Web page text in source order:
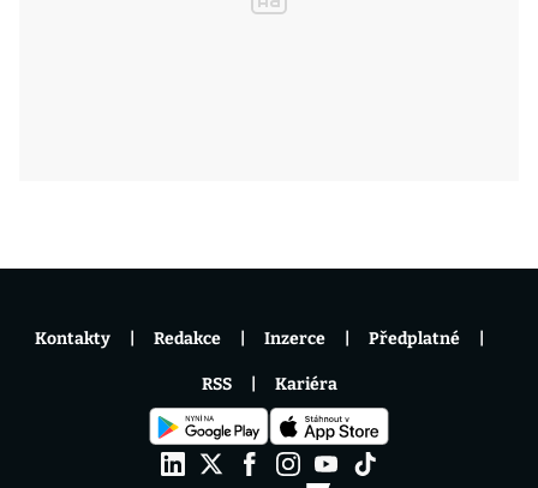
Kontakty Redakce Inzerce Předplatné
RSS Kariéra